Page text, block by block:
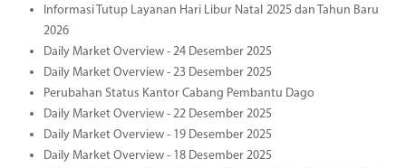
Informasi Tutup Layanan Hari Libur Natal 2025 dan Tahun Baru
2026
Daily Market Overview - 24 Desember 2025
Daily Market Overview - 23 Desember 2025
Perubahan Status Kantor Cabang Pembantu Dago
Daily Market Overview - 22 Desember 2025
Daily Market Overview - 19 Desember 2025
Daily Market Overview - 18 Desember 2025